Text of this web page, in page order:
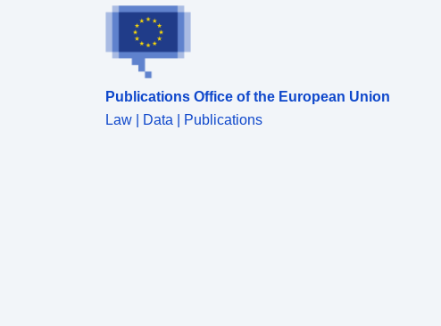
Publications Office of the European Union
Law | Data | Publications